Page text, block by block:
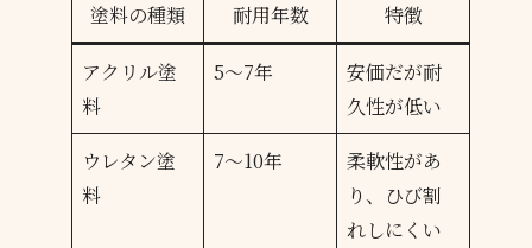
塗料の種類 耐用年数 特徴
アクリル塗
料
5～7年
安価だが耐
久性が低い
ウレタン塗
料
7～10年
柔軟性があ
り、ひび割
れしにくい